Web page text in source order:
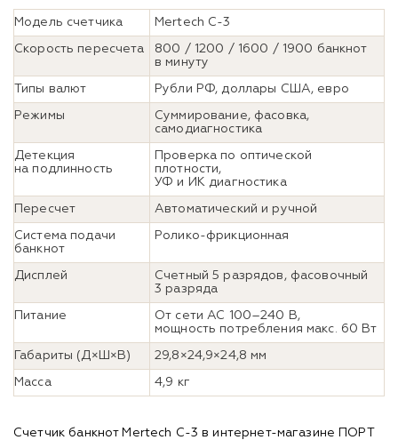
Модель счетчика Mertech C-3
Скорость пересчета
800 / 1200 / 1600 / 1900 банкнот
в минуту
Типы валют Рубли РФ, доллары США, евро
Режимы
Суммирование, фасовка,
самодиагностика
Детекция
на подлинность
Проверка по оптической
плотности,
УФ и ИК диагностика
Пересчет Автоматический и ручной
Система подачи
банкнот
Ролико-фрикционная
Дисплей
Счетный 5 разрядов, фасовочный
3 разряда
Питание
От сети АС 100–240 В,
мощность потребления макс. 60 Вт
Габариты (Д×Ш×В) 29,8×24,9×24,8 мм
Масса 4,9 кг
Счетчик банкнот Mertech C-3 в интернет-магазине ПОРТ